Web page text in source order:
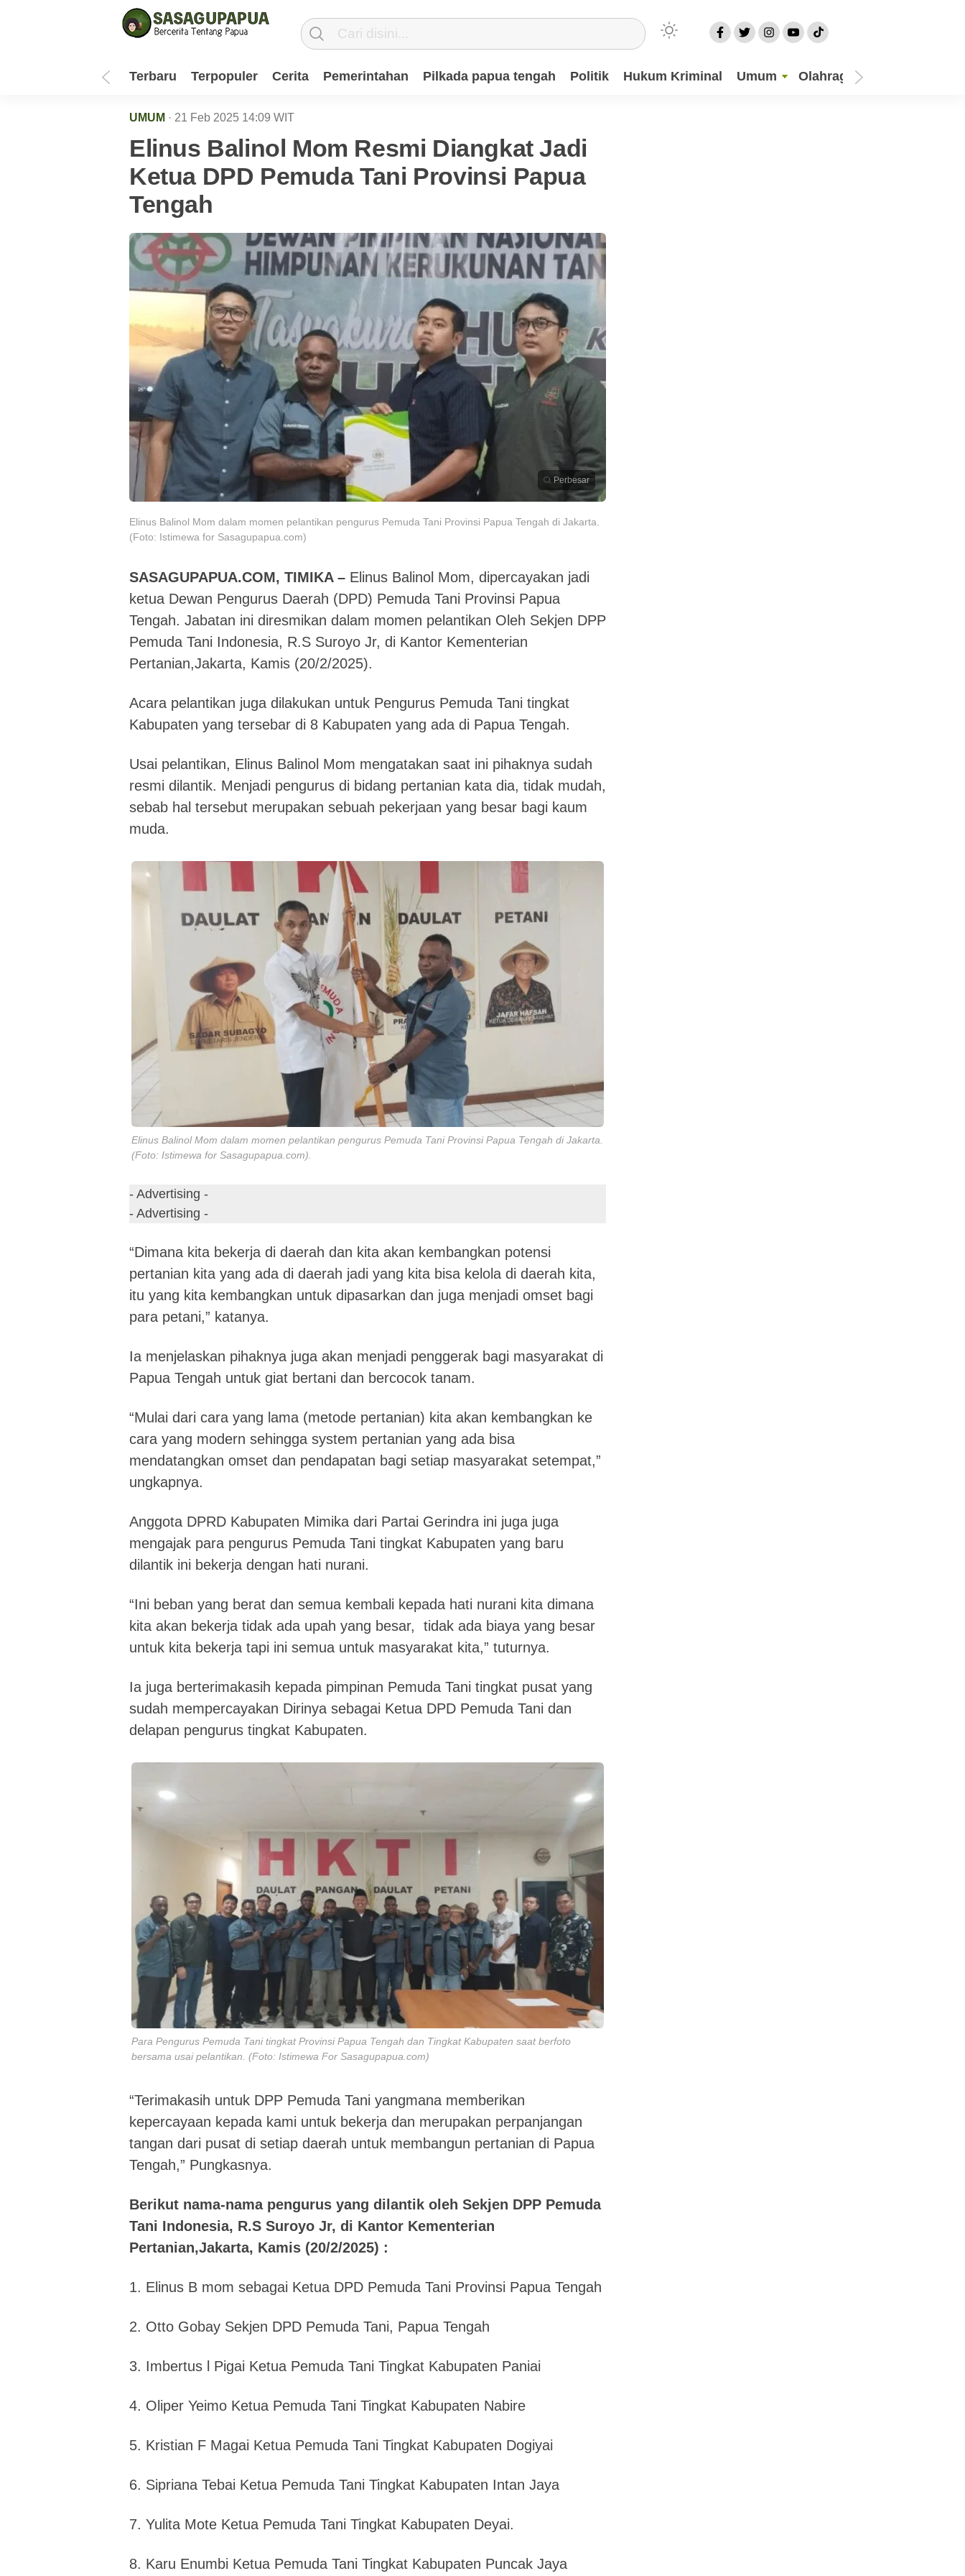
Terbaru Terpopuler Cerita Pemerintahan Pilkada papua tengah Politik Hukum Kriminal Umum Olahraga
UMUM · 21 Feb 2025 14:09 WIT
Elinus Balinol Mom Resmi Diangkat Jadi
Ketua DPD Pemuda Tani Provinsi Papua
Tengah
Perbesar
Elinus Balinol Mom dalam momen pelantikan pengurus Pemuda Tani Provinsi Papua Tengah di Jakarta.
(Foto: Istimewa for Sasagupapua.com)
SASAGUPAPUA.COM, TIMIKA – Elinus Balinol Mom, dipercayakan jadi
ketua Dewan Pengurus Daerah (DPD) Pemuda Tani Provinsi Papua
Tengah. Jabatan ini diresmikan dalam momen pelantikan Oleh Sekjen DPP
Pemuda Tani Indonesia, R.S Suroyo Jr, di Kantor Kementerian
Pertanian,Jakarta, Kamis (20/2/2025).
Acara pelantikan juga dilakukan untuk Pengurus Pemuda Tani tingkat
Kabupaten yang tersebar di 8 Kabupaten yang ada di Papua Tengah.
Usai pelantikan, Elinus Balinol Mom mengatakan saat ini pihaknya sudah
resmi dilantik. Menjadi pengurus di bidang pertanian kata dia, tidak mudah,
sebab hal tersebut merupakan sebuah pekerjaan yang besar bagi kaum
muda.
Elinus Balinol Mom dalam momen pelantikan pengurus Pemuda Tani Provinsi Papua Tengah di Jakarta.
(Foto: Istimewa for Sasagupapua.com).
- Advertising -
- Advertising -
“Dimana kita bekerja di daerah dan kita akan kembangkan potensi
pertanian kita yang ada di daerah jadi yang kita bisa kelola di daerah kita,
itu yang kita kembangkan untuk dipasarkan dan juga menjadi omset bagi
para petani,” katanya.
Ia menjelaskan pihaknya juga akan menjadi penggerak bagi masyarakat di
Papua Tengah untuk giat bertani dan bercocok tanam.
“Mulai dari cara yang lama (metode pertanian) kita akan kembangkan ke
cara yang modern sehingga system pertanian yang ada bisa
mendatangkan omset dan pendapatan bagi setiap masyarakat setempat,”
ungkapnya.
Anggota DPRD Kabupaten Mimika dari Partai Gerindra ini juga juga
mengajak para pengurus Pemuda Tani tingkat Kabupaten yang baru
dilantik ini bekerja dengan hati nurani.
“Ini beban yang berat dan semua kembali kepada hati nurani kita dimana
kita akan bekerja tidak ada upah yang besar, tidak ada biaya yang besar
untuk kita bekerja tapi ini semua untuk masyarakat kita,” tuturnya.
Ia juga berterimakasih kepada pimpinan Pemuda Tani tingkat pusat yang
sudah mempercayakan Dirinya sebagai Ketua DPD Pemuda Tani dan
delapan pengurus tingkat Kabupaten.
Para Pengurus Pemuda Tani tingkat Provinsi Papua Tengah dan Tingkat Kabupaten saat berfoto
bersama usai pelantikan. (Foto: Istimewa For Sasagupapua.com)
“Terimakasih untuk DPP Pemuda Tani yangmana memberikan
kepercayaan kepada kami untuk bekerja dan merupakan perpanjangan
tangan dari pusat di setiap daerah untuk membangun pertanian di Papua
Tengah,” Pungkasnya.
Berikut nama-nama pengurus yang dilantik oleh Sekjen DPP Pemuda
Tani Indonesia, R.S Suroyo Jr, di Kantor Kementerian
Pertanian,Jakarta, Kamis (20/2/2025) :
1. Elinus B mom sebagai Ketua DPD Pemuda Tani Provinsi Papua Tengah
2. Otto Gobay Sekjen DPD Pemuda Tani, Papua Tengah
3. Imbertus l Pigai Ketua Pemuda Tani Tingkat Kabupaten Paniai
4. Oliper Yeimo Ketua Pemuda Tani Tingkat Kabupaten Nabire
5. Kristian F Magai Ketua Pemuda Tani Tingkat Kabupaten Dogiyai
6. Sipriana Tebai Ketua Pemuda Tani Tingkat Kabupaten Intan Jaya
7. Yulita Mote Ketua Pemuda Tani Tingkat Kabupaten Deyai.
8. Karu Enumbi Ketua Pemuda Tani Tingkat Kabupaten Puncak Jaya